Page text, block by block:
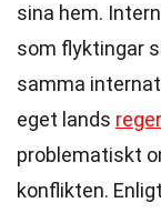
sina hem.
som flyktingar
samma
eget lands
problematiskt
konflikten.